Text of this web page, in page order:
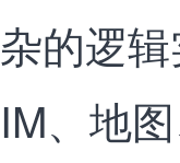
杂的逻
IM、地